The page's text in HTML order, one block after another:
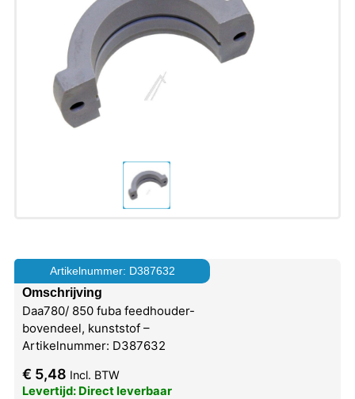
Artikelnummer: D387632
Omschrijving
Daa780/ 850 fuba feedhouder-
bovendeel, kunststof –
Artikelnummer: D387632
€ 5,48 Incl. BTW
Levertijd: Direct leverbaar